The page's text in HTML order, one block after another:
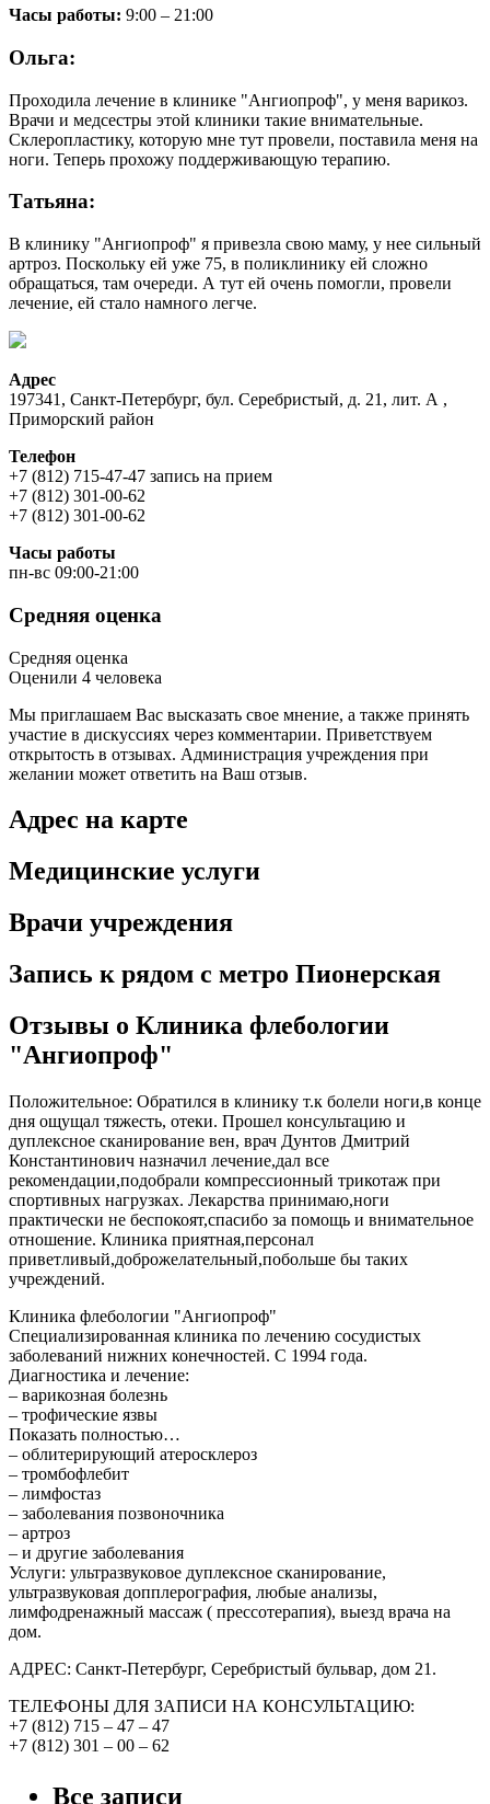
Часы работы: 9:00 – 21:00
Ольга:
Проходила лечение в клинике "Ангиопроф", у меня варикоз.
Врачи и медсестры этой клиники такие внимательные.
Склеропластику, которую мне тут провели, поставила меня на
ноги. Теперь прохожу поддерживающую терапию.
Татьяна:
В клинику "Ангиопроф" я привезла свою маму, у нее сильный
артроз. Поскольку ей уже 75, в поликлинику ей сложно
обращаться, там очереди. А тут ей очень помогли, провели
лечение, ей стало намного легче.
Адрес
197341, Санкт-Петербург, бул. Серебристый, д. 21, лит. А ,
Приморский район
Телефон
+7 (812) 715-47-47 запись на прием
+7 (812) 301-00-62
+7 (812) 301-00-62
Часы работы
пн-вс 09:00-21:00
Средняя оценка
Средняя оценка
Оценили 4 человека
Мы приглашаем Вас высказать свое мнение, а также принять
участие в дискуссиях через комментарии. Приветствуем
открытость в отзывах. Администрация учреждения при
желании может ответить на Ваш отзыв.
Адрес на карте
Медицинские услуги
Врачи учреждения
Запись к рядом с метро Пионерская
Отзывы о Клиника флебологии
"Ангиопроф"
Положительное: Обратился в клинику т.к болели ноги,в конце
дня ощущал тяжесть, отеки. Прошел консультацию и
дуплексное сканирование вен, врач Дунтов Дмитрий
Константинович назначил лечение,дал все
рекомендации,подобрали компрессионный трикотаж при
спортивных нагрузках. Лекарства принимаю,ноги
практически не беспокоят,спасибо за помощь и внимательное
отношение. Клиника приятная,персонал
приветливый,доброжелательный,побольше бы таких
учреждений.
Клиника флебологии "Ангиопроф"
Специализированная клиника по лечению сосудистых
заболеваний нижних конечностей. С 1994 года.
Диагностика и лечение:
– варикозная болезнь
– трофические язвы
Показать полностью…
– облитерирующий атеросклероз
– тромбофлебит
– лимфостаз
– заболевания позвоночника
– артроз
– и другие заболевания
Услуги: ультразвуковое дуплексное сканирование,
ультразвуковая допплерография, любые анализы,
лимфодренажный массаж ( прессотерапия), выезд врача на
дом.
АДРЕС: Санкт-Петербург, Серебристый бульвар, дом 21.
ТЕЛЕФОНЫ ДЛЯ ЗАПИСИ НА КОНСУЛЬТАЦИЮ:
+7 (812) 715 – 47 – 47
+7 (812) 301 – 00 – 62
Все записи